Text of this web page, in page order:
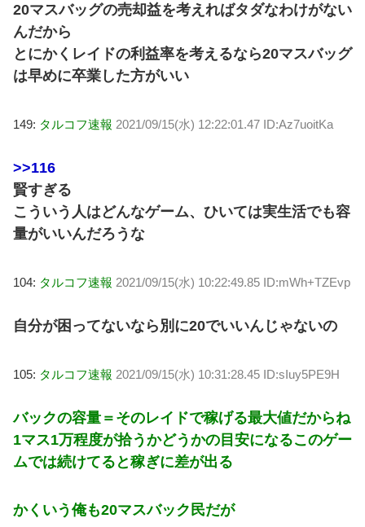
20マスバッグの売却益を考えればタダなわけがない
んだから
とにかくレイドの利益率を考えるなら20マスバッグ
は早めに卒業した方がいい
149: タルコフ速報 2021/09/15(水) 12:22:01.47 ID:Az7uoitKa
>>116
賢すぎる
こういう人はどんなゲーム、ひいては実生活でも容
量がいいんだろうな
104: タルコフ速報 2021/09/15(水) 10:22:49.85 ID:mWh+TZEvp
自分が困ってないなら別に20でいいんじゃないの
105: タルコフ速報 2021/09/15(水) 10:31:28.45 ID:sIuy5PE9H
バックの容量＝そのレイドで稼げる最大値だからね
1マス1万程度が拾うかどうかの目安になるこのゲー
ムでは続けてると稼ぎに差が出る
かくいう俺も20マスバック民だが